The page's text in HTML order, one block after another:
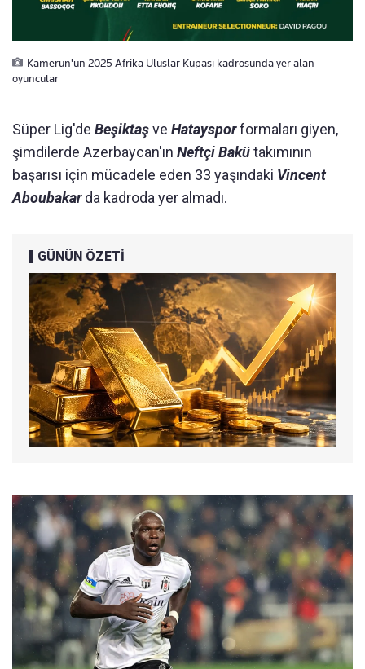
Kamerun'un 2025 Afrika Uluslar Kupası kadrosunda yer alan
oyuncular
Süper Lig'de Beşiktaşve Hataysporformaları giyen,
şimdilerde Azerbaycan'ın Neftçi Bakütakımının
başarısı için mücadele eden 33 yaşındaki Vincent
Aboubakarda kadroda yer almadı.
GÜNÜN ÖZETİ